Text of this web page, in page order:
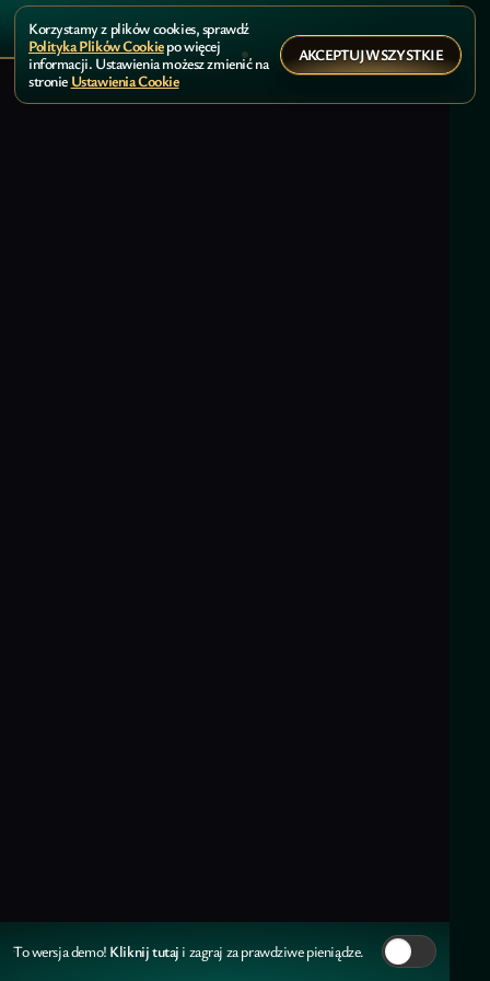
To wersja demo! Kliknij tutaj i zagraj za prawdziwe pieniądze.
Korzystamy z plików cookies, sprawdź
Polityka Plików Cookiepo więcej
informacji. Ustawienia możesz zmienić na
stronie Ustawienia Cookie
AKCEPTUJ WSZYSTKIE